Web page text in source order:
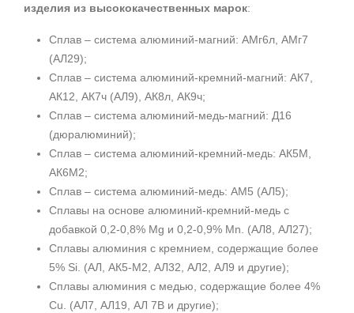
изделия из высококачественных марок:
Сплав – система алюминий-магний: АМг6л, АМг7
(АЛ29);
Сплав – система алюминий-кремний-магний: АК7,
АК12, АК7ч (АЛ9), АК8л, АК9ч;
Сплав – система алюминий-медь-магний: Д16
(дюралюминий);
Сплав – система алюминий-кремний-медь: АК5М,
АК6М2;
Сплав – система алюминий-медь: АМ5 (АЛ5);
Сплавы на основе алюминий-кремний-медь с
добавкой 0,2-0,8% Mg и 0,2-0,9% Mn. (AЛ8, АЛ27);
Сплавы алюминия с кремнием, содержащие более
5% Si. (АЛ, АК5-М2, АЛ32, АЛ2, АЛ9 и другие);
Сплавы алюминия с медью, содержащие более 4%
Cu. (АЛ7, АЛ19, АЛ 7В и другие);